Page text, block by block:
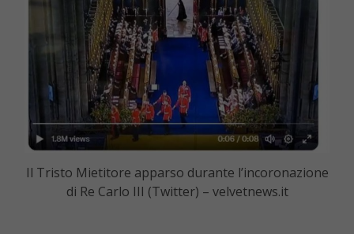
Il Tristo Mietitore apparso durante l’incoronazione
di Re Carlo III (Twitter) – velvetnews.it